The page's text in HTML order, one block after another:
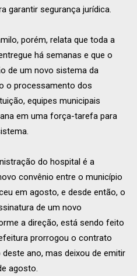
garantir segurança jurídica.
porém, relata que toda a
há semanas e que o
de um novo sistema da
o processamento dos
equipes municipais
em uma força-tarefa para
do hospital é a
convênio entre o município
em agosto, e desde então, o
de um novo
a direção, está sendo feito
prorrogou o contrato
ano, mas deixou de emitir
agosto.